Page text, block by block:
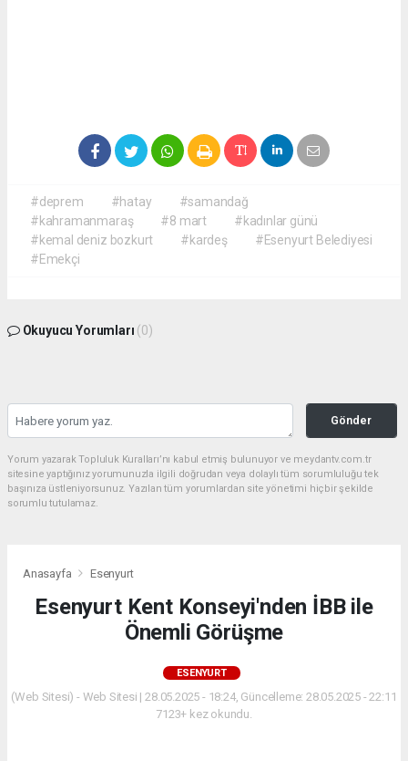
#deprem #hatay
#samandağ
#kahramanmaraş
#8 mart
#kadınlar günü
#kemal deniz bozkurt
#kardeş
#Esenyurt Belediyesi
#Emekçi
Okuyucu Yorumları (0)
Gönder
Yorum yazarak Topluluk Kuralları’nı kabul etmiş bulunuyor ve meydantv.com.tr
sitesine yaptığınız yorumunuzla ilgili doğrudan veya dolaylı tüm sorumluluğu tek
başınıza üstleniyorsunuz. Yazılan tüm yorumlardan site yönetimi hiçbir şekilde
sorumlu tutulamaz.
Anasayfa Esenyurt
Esenyurt Kent Konseyi'nden İBB ile
Önemli Görüşme
ESENYURT
(Web Sitesi) - Web Sitesi | 28.05.2025 - 18:24, Güncelleme: 28.05.2025 - 22:11
7123+ kez okundu.